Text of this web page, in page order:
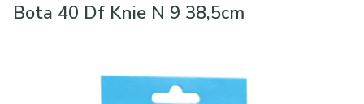
Bota 40 Df Knie N 9 38,5cm